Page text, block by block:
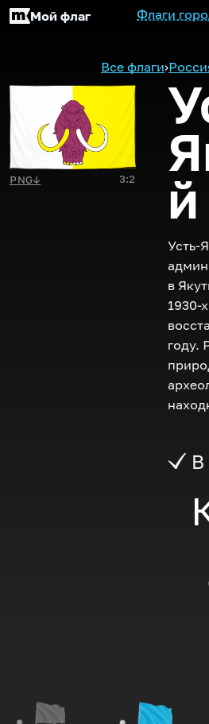
Мой флаг Флаги
Все флаги›
PNG↓ 3:2
Усть-
в
1930-
году.
В